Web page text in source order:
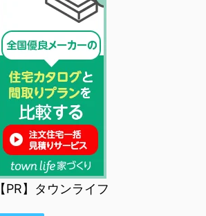
【PR】タウンライフ